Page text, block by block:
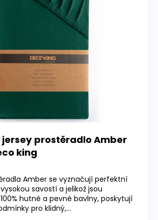
jersey prostěradlo Amber
king
Amber se vyznačují perfektní
savostí a jelikož jsou
hutné a pevné bavlny, poskytují
pro klidný,...